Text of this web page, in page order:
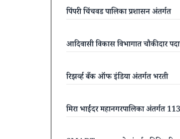
पिंपरी चिंचवड पालिका प्रशासन अंतर्गत
आदिवासी विकास विभागात चौकीदार
रिझर्व्ह बँक ऑफ इंडिया अंतर्गत भरती
मिरा भाईंदर महानगरपालिका अंतर्गत